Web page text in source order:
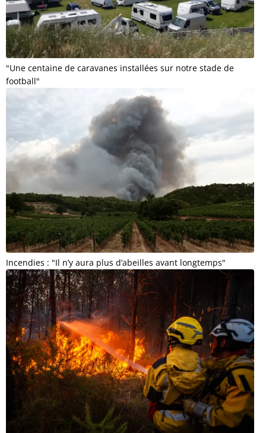
"Une centaine de caravanes installées sur notre stade de
football"
Incendies : "Il n’y aura plus d’abeilles avant longtemps"